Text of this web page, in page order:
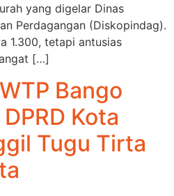
yang digelar Dinas
Perdagangan (Diskopindag).
1.300, tetapi antusias
[…]
Bango
Kota
Tugu Tirta